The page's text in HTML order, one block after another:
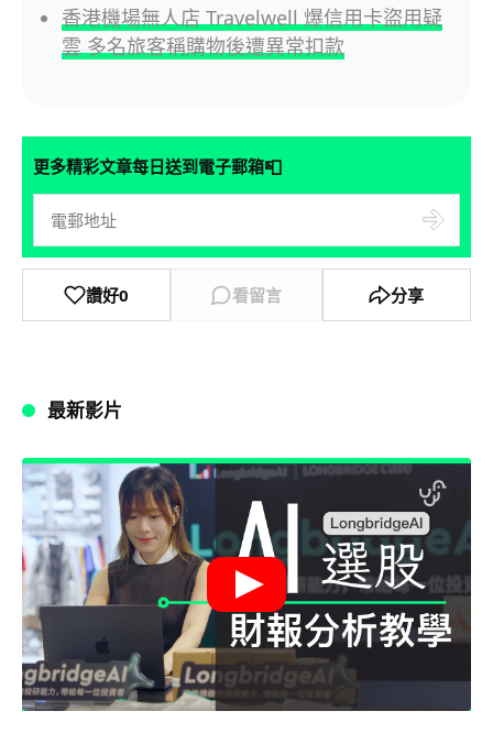
香港機場無人店 Travelwell 爆信用卡盜用疑
雲 多名旅客稱購物後遭異常扣款
更多精彩文章每日送到電子郵箱📮
讚好0 看留言 分享
最新影片